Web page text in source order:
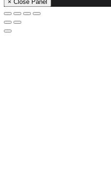
× Close Panel